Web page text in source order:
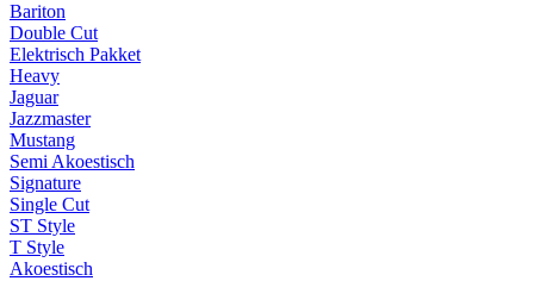
Bariton
Double Cut
Elektrisch Pakket
Heavy
Jaguar
Jazzmaster
Mustang
Semi Akoestisch
Signature
Single Cut
ST Style
T Style
Akoestisch